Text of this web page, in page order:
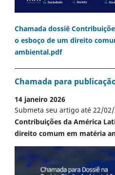
Chamada dossiê
o esboço de um direito
ambiental.pdf
Chamada para
14 janeiro 2026
Submeta seu artigo até 22/
Contribuições da América
direito comum em matéria